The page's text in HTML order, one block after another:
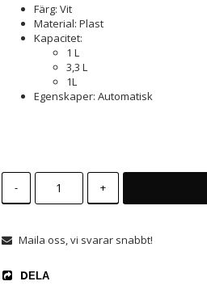
Färg: Vit
Material: Plast
Kapacitet:
1 L
3,3 L
1L
Egenskaper: Automatisk
- +
Maila oss, vi svarar snabbt!
DELA